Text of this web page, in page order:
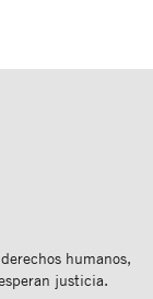
humanos,
justicia.